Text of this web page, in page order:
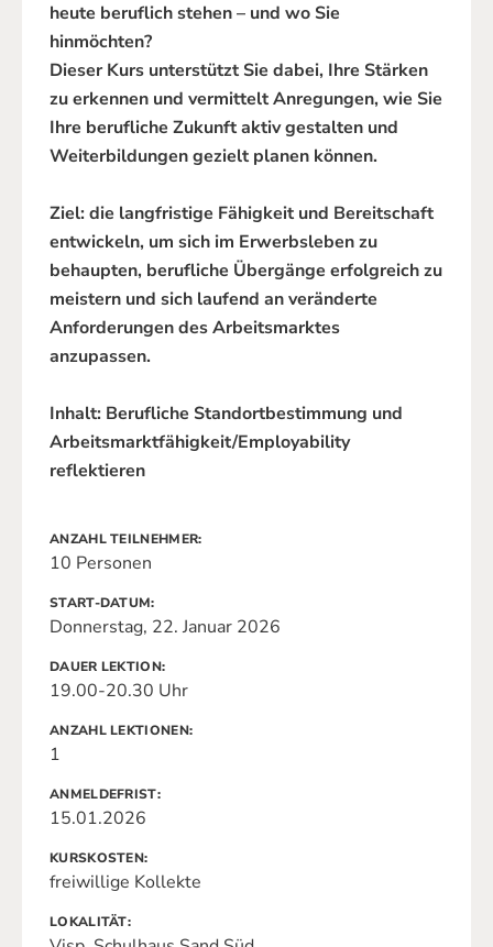
heute beruflich stehen – und wo Sie
hinmöchten?
Dieser Kurs unterstützt Sie dabei, Ihre Stärken
zu erkennen und vermittelt Anregungen, wie Sie
Ihre berufliche Zukunft aktiv gestalten und
Weiterbildungen gezielt planen können.
Ziel: die langfristige Fähigkeit und Bereitschaft
entwickeln, um sich im Erwerbsleben zu
behaupten, berufliche Übergänge erfolgreich zu
meistern und sich laufend an veränderte
Anforderungen des Arbeitsmarktes
anzupassen.
Inhalt: Berufliche Standortbestimmung und
Arbeitsmarktfähigkeit/Employability
reflektieren
ANZAHL TEILNEHMER
10 Personen
START-DATUM
Donnerstag, 22. Januar 2026
DAUER LEKTION
19.00-20.30 Uhr
ANZAHL LEKTIONEN
1
ANMELDEFRIST
15.01.2026
KURSKOSTEN
freiwillige Kollekte
LOKALITÄT